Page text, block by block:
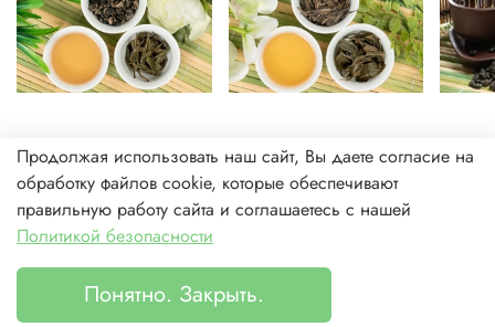
арт.230300485
Чай зелёный «Поэзия
Китая» (Qu luo A)
От 989 ₽
арт.230300481
Чай зелёный «Лун
цзинь» (Long Jing)
арт.
Продолжая использовать наш сайт, Вы даете согласие на
обработку файлов cookie, которые обеспечивают
правильную работу сайта и соглашаетесь с нашей
Политикой безопасности
Понятно. Закрыть.